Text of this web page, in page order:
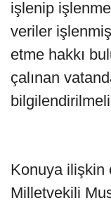
işlenip
veriler
etme hakkı
çalınan
Konuya ilişkin
Milletvekili